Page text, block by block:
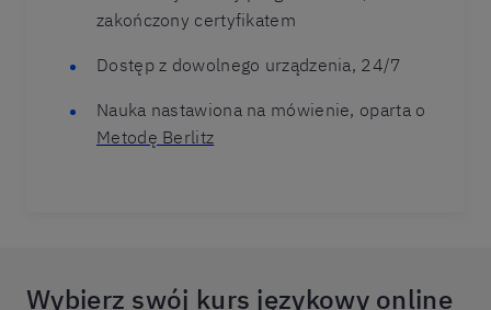
zakończony certyfikatem
Dostęp z dowolnego urządzenia, 24/7
Nauka nastawiona na mówienie, oparta o
Metodę Berlitz
Wybierz swój kurs językowy online